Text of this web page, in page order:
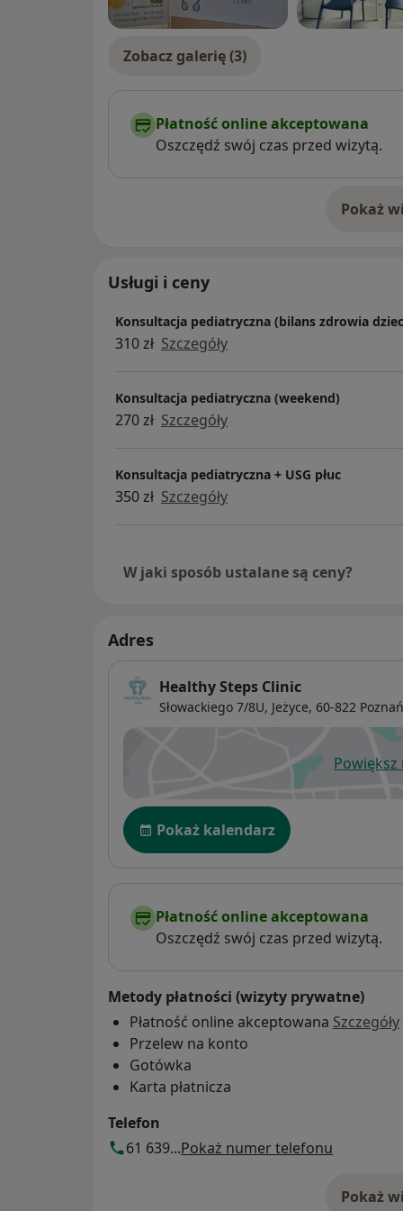
Zobacz galerię (3)
Płatność online akceptowana
Oszczędź swój czas przed wizytą.
Pokaż o
Usługi i ceny
Konsultacja pediatryczna (bilans zdrowia
310 zł Szczegóły
Konsultacja pediatryczna (weekend)
270 zł Szczegóły
Konsultacja pediatryczna + USG płuc
350 zł Szczegóły
W jaki sposób ustalane są ceny?
Adres
Healthy Steps Clinic
Słowackiego 7/8U, Jeżyce, 60-822 Poznań
Powiększ
Dostępność
Pokaż kalendarz
Płatność online akceptowana
Oszczędź swój czas przed wizytą.
Metody płatności (wizyty prywatne)
Płatność online akceptowana Szczegóły
Przelew na konto
Gotówka
Karta płatnicza
Telefon
61 639...Pokaż numer telefonu
Pokaż o